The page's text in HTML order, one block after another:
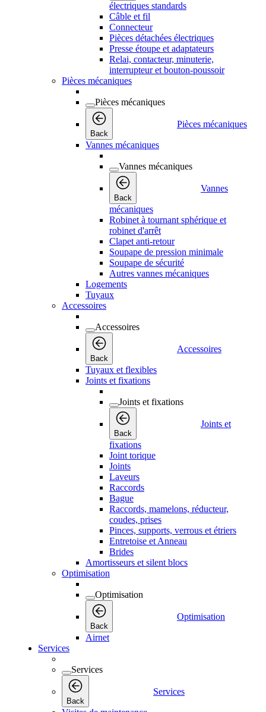
électriques standards
Câble et fil
Connecteur
Pièces détachées électriques
Presse étoupe et adaptateurs
Relai, contacteur, minuterie,
interrupteur et bouton-poussoir
Pièces mécaniques
Pièces mécaniques
Back
Pièces mécaniques
Vannes mécaniques
Vannes mécaniques
Back
Vannes
mécaniques
Robinet à tournant sphérique et
robinet d'arrêt
Clapet anti-retour
Soupape de pression minimale
Soupape de sécurité
Autres vannes mécaniques
Logements
Tuyaux
Accessoires
Accessoires
Back
Accessoires
Tuyaux et flexibles
Joints et fixations
Joints et fixations
Back
Joints et
fixations
Joint torique
Joints
Laveurs
Raccords
Bague
Raccords, mamelons, réducteur,
coudes, prises
Pinces, supports, verrous et étriers
Entretoise et Anneau
Brides
Amortisseurs et silent blocs
Optimisation
Optimisation
Back
Optimisation
Airnet
Services
Services
Back
Services